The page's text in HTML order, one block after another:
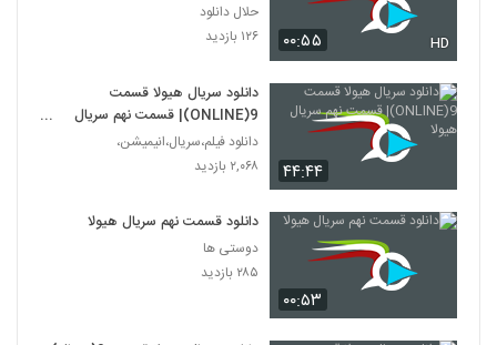
۰۰:۵۵ HD
حلال دانلود
۱۲۶ بازدید
۴۴:۴۴
دانلود سریال هیولا قسمت
9(ONLINE)| قسمت نهم سریال
هیولا
دانلود فیلم،سریال،انیمیشن،
۲,۰۶۸ بازدید
۰۰:۵۳
دانلود قسمت نهم سریال هیولا
دوستی ها
۲۸۵ بازدید